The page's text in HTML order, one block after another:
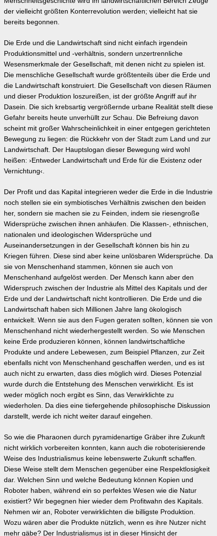
der vielleicht größten Konterrevolution werden; vielleicht hat sie
bereits begonnen.
Die Erde und die Landwirtschaft sind nicht einfach irgendein
Produktionsmittel und -verhältnis, sondern unzertrennliche
Wesensmerkmale der Gesellschaft, mit denen nicht zu spielen ist.
Die menschliche Gesellschaft wurde größtenteils über die Erde und
die Landwirtschaft konstruiert. Die Gesellschaft von diesen Räumen
und dieser Produktion loszureißen, ist der größte Angriff auf ihr
Dasein. Die sich krebsartig vergrößernde urbane Realität stellt diese
Gefahr bereits heute unverhüllt zur Schau. Die Befreiung davon
scheint mit großer Wahrscheinlichkeit in einer entgegen gerichteten
Bewegung zu liegen: die Rückkehr von der Stadt zum Land und zur
Landwirtschaft. Der Hauptslogan dieser Bewegung wird wohl
heißen: ›Entweder Landwirtschaft und Erde für die Existenz oder
Vernichtung‹.
Der Profit und das Kapital integrieren weder die Erde in die Industrie
noch stellen sie ein symbiotisches Verhältnis zwischen den beiden
her, sondern sie machen sie zu Feinden, indem sie riesengroße
Widersprüche zwischen ihnen anhäufen. Die Klassen-, ethnischen,
nationalen und ideologischen Widersprüche und
Auseinandersetzungen in der Gesellschaft können bis hin zu
Kriegen führen. Diese sind aber keine unlösbaren Widersprüche. Da
sie von Menschenhand stammen, können sie auch von
Menschenhand aufgelöst werden. Der Mensch kann aber den
Widerspruch zwischen der Industrie als Mittel des Kapitals und der
Erde und der Landwirtschaft nicht kontrollieren. Die Erde und die
Landwirtschaft haben sich Millionen Jahre lang ökologisch
entwickelt. Wenn sie aus den Fugen geraten sollten, können sie von
Menschenhand nicht wiederhergestellt werden. So wie Menschen
keine Erde produzieren können, können landwirtschaftliche
Produkte und andere Lebewesen, zum Beispiel Pflanzen, zur Zeit
ebenfalls nicht von Menschenhand geschaffen werden, und es ist
auch nicht zu erwarten, dass dies möglich wird. Dieses Potenzial
wurde durch die Entstehung des Menschen verwirklicht. Es ist
weder möglich noch ergibt es Sinn, das Verwirklichte zu
wiederholen. Da dies eine tiefergehende philosophische Diskussion
darstellt, werde ich nicht weiter darauf eingehen.
So wie die Pharaonen durch pyramidenartige Gräber ihre Zukunft
nicht wirklich vorbereiten konnten, kann auch die roboterisierende
Weise des Industrialismus keine lebenswerte Zukunft schaffen.
Diese Weise stellt dem Menschen gegenüber eine Respektlosigkeit
dar. Welchen Sinn und welche Bedeutung können Kopien und
Roboter haben, während ein so perfektes Wesen wie die Natur
existiert? Wir begegnen hier wieder dem Profitwahn des Kapitals.
Nehmen wir an, Roboter verwirklichten die billigste Produktion.
Wozu wären aber die Produkte nützlich, wenn es ihre Nutzer nicht
mehr gäbe? Der Industrialismus ist in dieser Hinsicht der